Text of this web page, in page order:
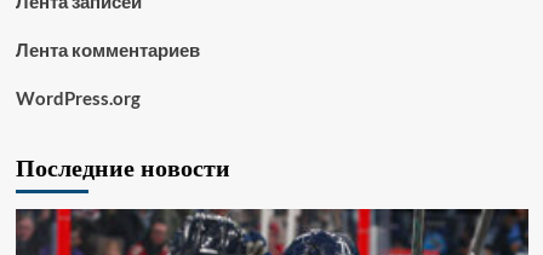
Лента комментариев
WordPress.org
Последние новости